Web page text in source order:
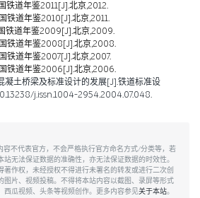
铁道年鉴2011[J].北京,2012.
铁道年鉴2010[J].北京,2011.
铁道年鉴2009[J].北京,2009.
铁道年鉴2008[J].北京,2008.
铁道年鉴2007[J].北京,2007.
铁道年鉴2006[J].北京,2006.
凝土桥梁及标准设计的发展[J].铁道标准设
j.issn.1004-2954.2004.07.048.
容不代表官方，不会严格执行官方命名方式/分类等，若
无法保证数据的准确性，亦无法保证数据的时效性。
著作权，未经授权不得进行未署名的转发或进行二次创
图片、视频投稿。不得将本站内容以截图、录屏等形式
西瓜视频、头条等视频创作。更多内容参见关于本站。